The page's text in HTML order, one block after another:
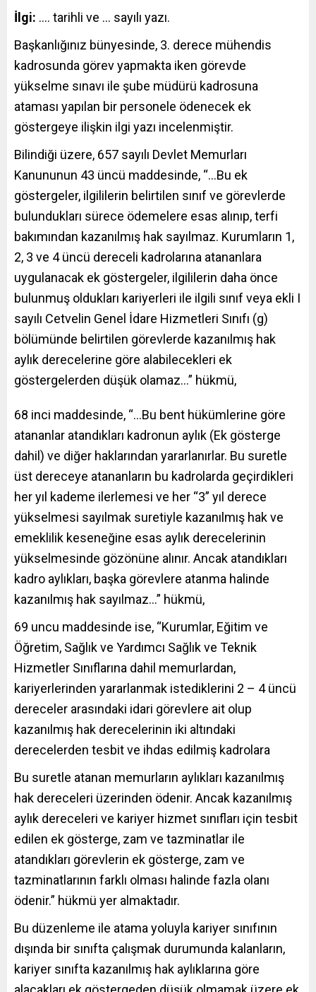
İlgi: …. tarihli ve … sayılı yazı.
Başkanlığınız bünyesinde, 3. derece mühendis
kadrosunda görev yapmakta iken görevde
yükselme sınavı ile şube müdürü kadrosuna
ataması yapılan bir personele ödenecek ek
göstergeye ilişkin ilgi yazı incelenmiştir.
Bilindiği üzere, 657 sayılı Devlet Memurları
Kanununun 43 üncü maddesinde, “…Bu ek
göstergeler, ilgililerin belirtilen sınıf ve görevlerde
bulundukları sürece ödemelere esas alınıp, terfi
bakımından kazanılmış hak sayılmaz. Kurumların 1,
2, 3 ve 4 üncü dereceli kadrolarına atananlara
uygulanacak ek göstergeler, ilgililerin daha önce
bulunmuş oldukları kariyerleri ile ilgili sınıf veya ekli I
sayılı Cetvelin Genel İdare Hizmetleri Sınıfı (g)
bölümünde belirtilen görevlerde kazanılmış hak
aylık derecelerine göre alabilecekleri ek
göstergelerden düşük olamaz…” hükmü,
68 inci maddesinde, “…Bu bent hükümlerine göre
atananlar atandıkları kadronun aylık (Ek gösterge
dahil) ve diğer haklarından yararlanırlar. Bu suretle
üst dereceye atananların bu kadrolarda geçirdikleri
her yıl kademe ilerlemesi ve her “3” yıl derece
yükselmesi sayılmak suretiyle kazanılmış hak ve
emeklilik keseneğine esas aylık derecelerinin
yükselmesinde gözönüne alınır. Ancak atandıkları
kadro aylıkları, başka görevlere atanma halinde
kazanılmış hak sayılmaz…” hükmü,
69 uncu maddesinde ise, “Kurumlar, Eğitim ve
Öğretim, Sağlık ve Yardımcı Sağlık ve Teknik
Hizmetler Sınıflarına dahil memurlardan,
kariyerlerinden yararlanmak istediklerini 2 – 4 üncü
dereceler arasındaki idari görevlere ait olup
kazanılmış hak derecelerinin iki altındaki
derecelerden tesbit ve ihdas edilmiş kadrolara
Bu suretle atanan memurların aylıkları kazanılmış
hak dereceleri üzerinden ödenir. Ancak kazanılmış
aylık dereceleri ve kariyer hizmet sınıfları için tesbit
edilen ek gösterge, zam ve tazminatlar ile
atandıkları görevlerin ek gösterge, zam ve
tazminatlarının farklı olması halinde fazla olanı
ödenir.” hükmü yer almaktadır.
Bu düzenleme ile atama yoluyla kariyer sınıfının
dışında bir sınıfta çalışmak durumunda kalanların,
kariyer sınıfta kazanılmış hak aylıklarına göre